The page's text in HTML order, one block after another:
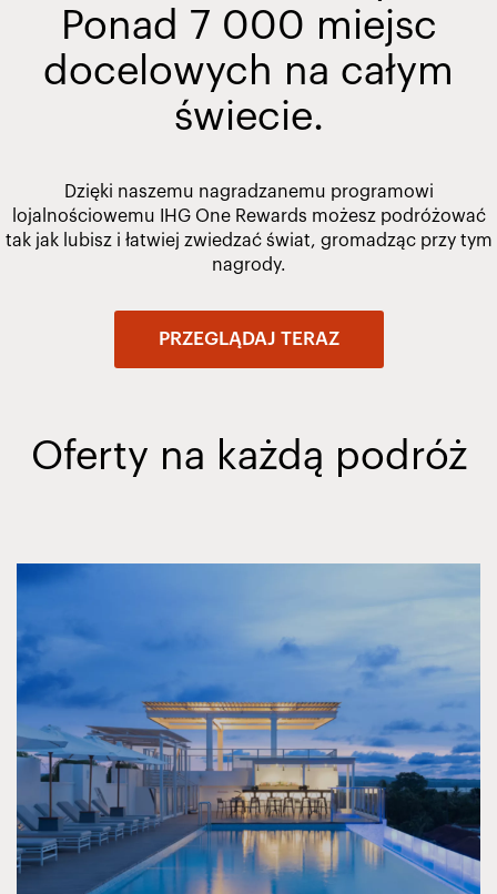
Ponad 7 000 miejsc
docelowych na całym
świecie.
Dzięki naszemu nagradzanemu programowi
lojalnościowemu IHG One Rewards możesz podróżować
tak jak lubisz i łatwiej zwiedzać świat, gromadząc przy tym
nagrody.
PRZEGLĄDAJ TERAZ
Oferty na każdą podróż